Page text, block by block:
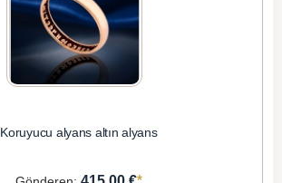
Koruyucu alyans altın alyans
*